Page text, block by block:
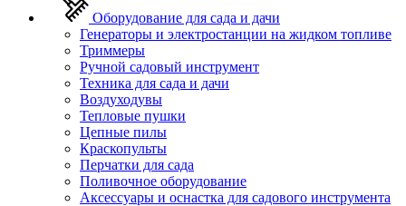
Оборудование для сада и дачи
Генераторы и электростанции на жидком топливе
Триммеры
Ручной садовый инструмент
Техника для сада и дачи
Воздуходувы
Тепловые пушки
Цепные пилы
Краскопульты
Перчатки для сада
Поливочное оборудование
Аксессуары и оснастка для садового инструмента